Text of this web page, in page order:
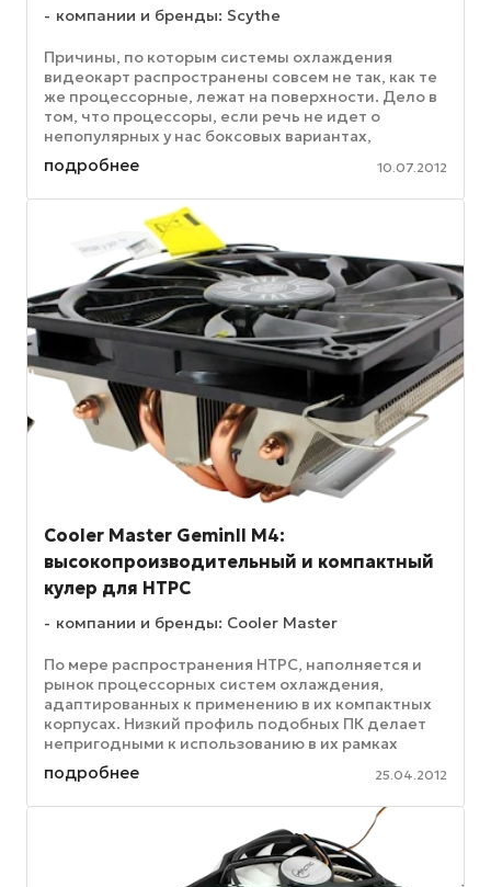
компании и бренды: Scythe
Причины, по которым системы охлаждения
видеокарт распространены совсем не так, как те
же процессорные, лежат на поверхности. Дело в
том, что процессоры, если речь не идет о
непопулярных у нас боксовых вариантах,
приходят в магазины "голышом". А вот ...
подробнее 10.07.2012
Cooler Master GeminII M4:
высокопроизводительный и компактный
кулер для HTPC
компании и бренды: Cooler Master
По мере распространения HTPC, наполняется и
рынок процессорных систем охлаждения,
адаптированных к применению в их компактных
корпусах. Низкий профиль подобных ПК делает
непригодными к использованию в их рамках
обычных конструкций, причем как ...
подробнее 25.04.2012